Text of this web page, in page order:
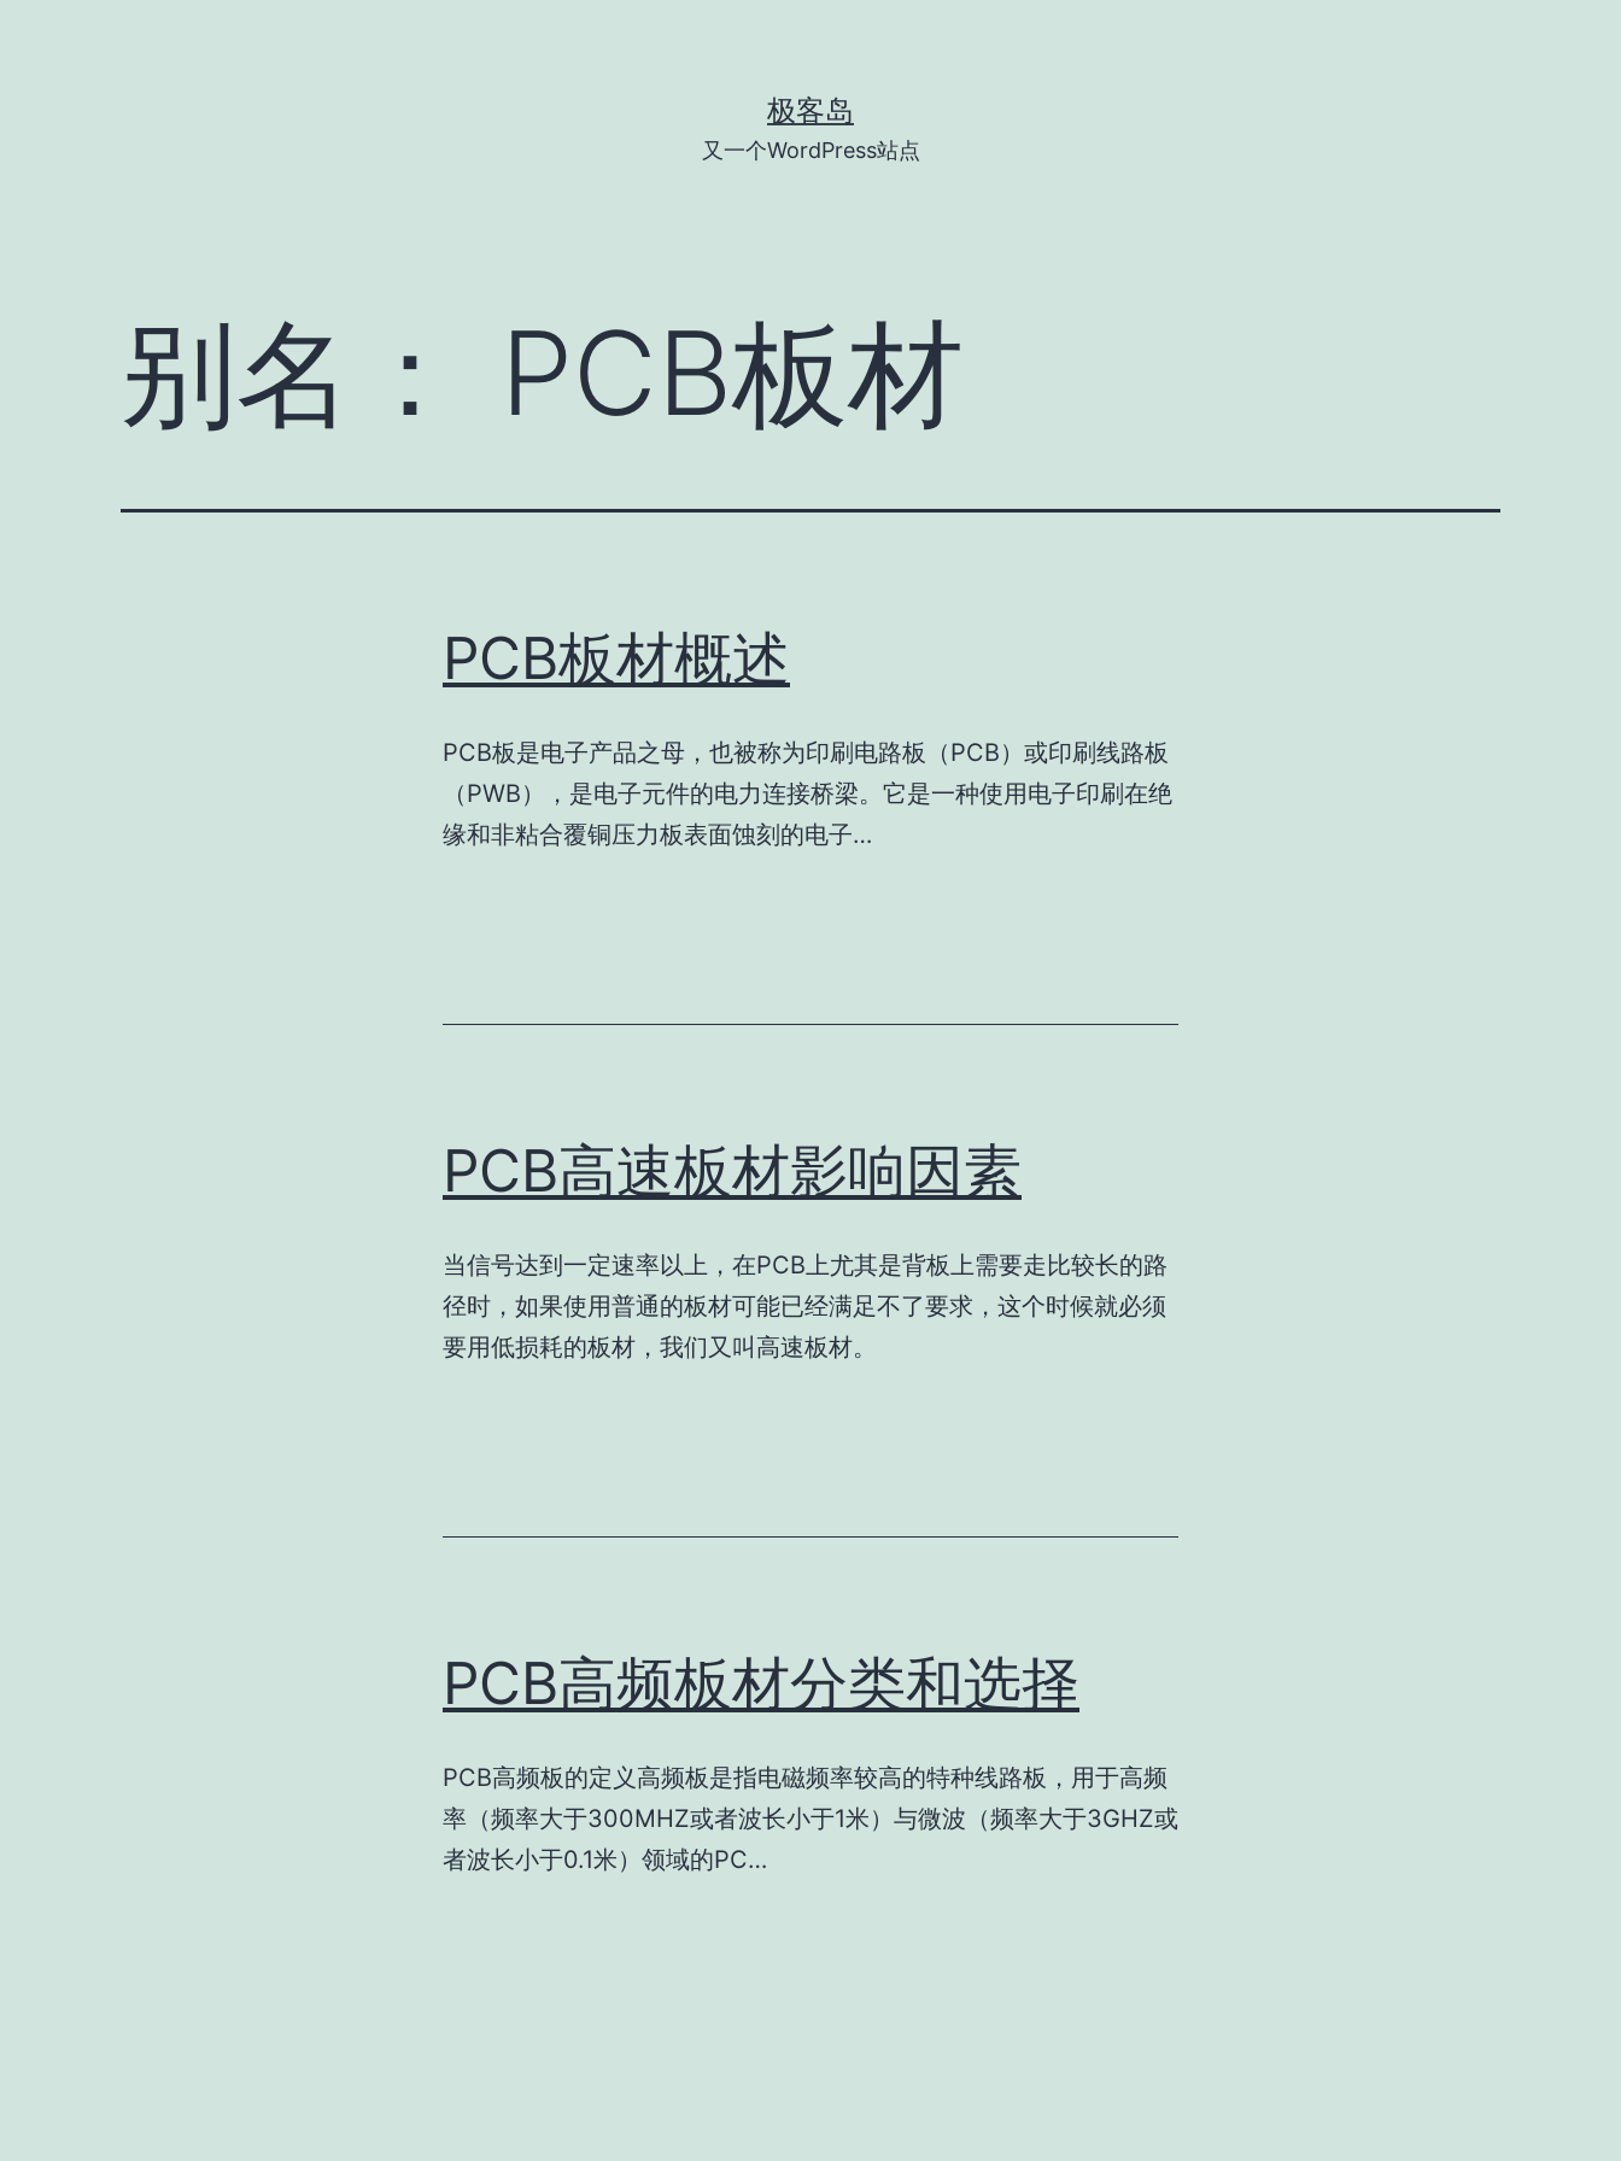
极客岛
又一个WordPress站点
别名： PCB板材
PCB板材概述
PCB板是电子产品之母，也被称为印刷电路板（PCB）或印刷线路板
（PWB），是电子元件的电力连接桥梁。它是一种使用电子印刷在绝
缘和非粘合覆铜压力板表面蚀刻的电子…
PCB高速板材影响因素
当信号达到一定速率以上，在PCB上尤其是背板上需要走比较长的路
径时，如果使用普通的板材可能已经满足不了要求，这个时候就必须
要用低损耗的板材，我们又叫高速板材。
PCB高频板材分类和选择
PCB高频板的定义高频板是指电磁频率较高的特种线路板，用于高频
率（频率大于300MHZ或者波长小于1米）与微波（频率大于3GHZ或
者波长小于0.1米）领域的PC…